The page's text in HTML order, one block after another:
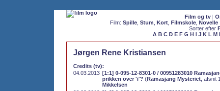
Film og tv|
Film: Spille, Stum Kort, Filmskole, Novelle
Sorter efter
A B C D E F G H I J K L M
Jørgen Rene Kristiansen
Credits (tv):
04.03.2013 [1:1] 0-095-12-8301-0 / 00951283010
prikken over 'i'? (Ramasjang Mysteriet , afsnit
Mikkelsen